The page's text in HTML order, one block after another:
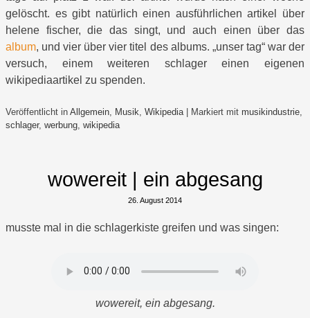
gelöscht. es gibt natürlich einen ausführlichen artikel über
helene fischer, die das singt, und auch einen über das
album, und vier über vier titel des albums. „unser tag“ war der
versuch, einem weiteren schlager einen eigenen
wikipediaartikel zu spenden.
Veröffentlicht in Allgemein, Musik, Wikipedia Markiert mit musikindustrie,
schlager, werbung, wikipedia
wowereit | ein abgesang
26. August 2014
musste mal in die schlagerkiste greifen und was singen:
wowereit, ein abgesang.